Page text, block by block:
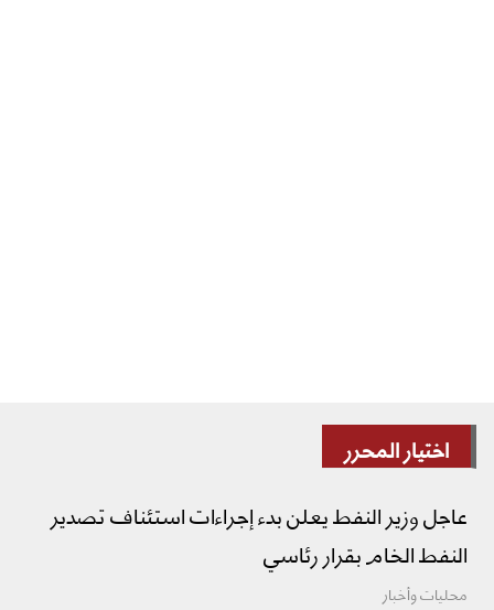
اختيار المحرر
عاجل وزير النفط يعلن بدء إجراءات استئناف تصدير
النفط الخام بقرار رئاسي
محليات وأخبار